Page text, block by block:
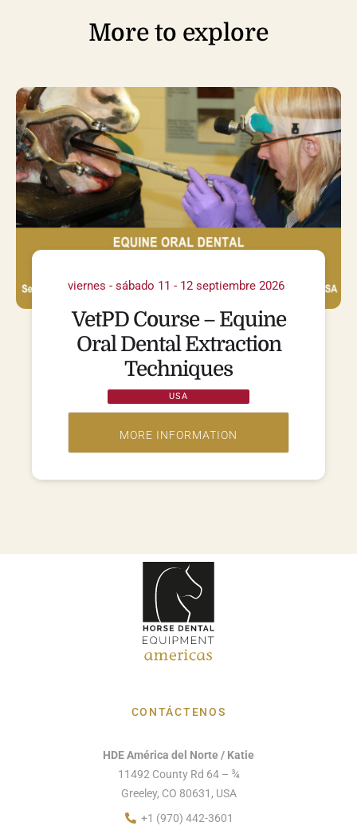
More to explore
viernes - sábado 11 - 12 septiembre 2026
VetPD Course – Equine
Oral Dental Extraction
Techniques
USA
CONTÁCTENOS
HDE América del Norte / Katie
11492 County Rd 64 – ¾
Greeley, CO 80631, USA
+1 (970) 442-3601